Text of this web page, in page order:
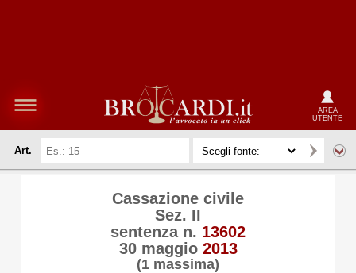
AREA
UTENTE
Art.
Cassazione civile
Sez. II
sentenza n. 13602
30 maggio 2013
(1 massima)